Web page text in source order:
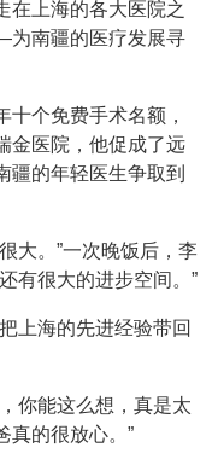
在上海的各大医院之
南疆的医疗发展寻
个免费手术名额，
金医院，他促成了远
疆的年轻医生争取到
大。”一次晚饭后，李
有很大的进步空间。”
上海的先进经验带回
你能这么想，真是太
真的很放心。”